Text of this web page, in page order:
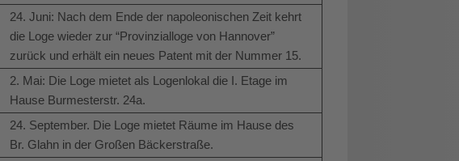
24. Juni: Nach dem Ende der napoleonischen Zeit kehrt
die Loge wieder zur “Provinzialloge von Hannover”
zurück und erhält ein neues Patent mit der Nummer 15.
2. Mai: Die Loge mietet als Logenlokal die I. Etage im
Hause Burmesterstr. 24a.
24. September. Die Loge mietet Räume im Hause des
Br. Glahn in der Großen Bäckerstraße.